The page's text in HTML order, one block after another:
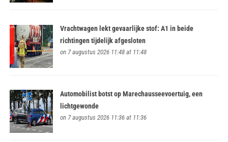
Vrachtwagen lekt gevaarlijke stof: A1 in beide
richtingen tijdelijk afgesloten
on 7 augustus 2026 11:48 at 11:48
Automobilist botst op Marechausseevoertuig, een
lichtgewonde
on 7 augustus 2026 11:36 at 11:36